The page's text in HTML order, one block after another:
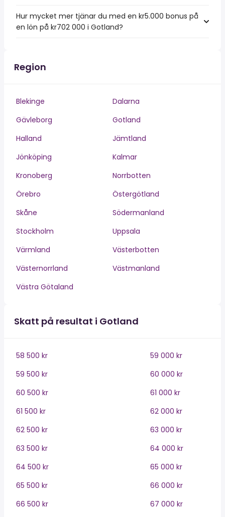
Hur mycket mer tjänar du med en kr5.000 bonus på
en lön på kr702 000 i Gotland?
Region
Blekinge
Dalarna
Gävleborg
Gotland
Halland
Jämtland
Jönköping
Kalmar
Kronoberg
Norrbotten
Örebro
Östergötland
Skåne
Södermanland
Stockholm
Uppsala
Värmland
Västerbotten
Västernorrland
Västmanland
Västra Götaland
Skatt på resultat i Gotland
58 500 kr
59 000 kr
59 500 kr
60 000 kr
60 500 kr
61 000 kr
61 500 kr
62 000 kr
62 500 kr
63 000 kr
63 500 kr
64 000 kr
64 500 kr
65 000 kr
65 500 kr
66 000 kr
66 500 kr
67 000 kr